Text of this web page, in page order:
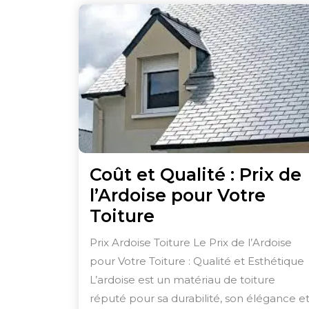
Coût et Qualité : Prix de
l’Ardoise pour Votre
Toiture
et
Qualité
Prix
Prix Ardoise Toiture Le Prix de l’Ardoise
pour Votre Toiture : Qualité et Esthétique
L’ardoise est un matériau de toiture
réputé pour sa durabilité, son élégance et